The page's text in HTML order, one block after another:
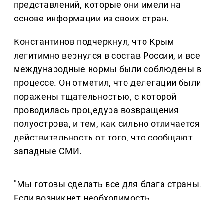
представлений, которые они имели на
основе информации из своих стран.
Константинов подчеркнул, что Крым
легитимно вернулся в состав России, и все
международные нормы были соблюдены в
процессе. Он отметил, что делегации были
поражены тщательностью, с которой
проводилась процедура возвращения
полуострова, и тем, как сильно отличается
действительность от того, что сообщают
западные СМИ.
"Мы готовы сделать все для блага страны.
Если возникнет необходимость